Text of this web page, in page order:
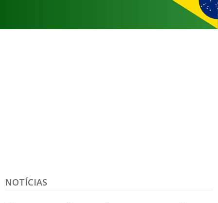
NOTÍCIAS